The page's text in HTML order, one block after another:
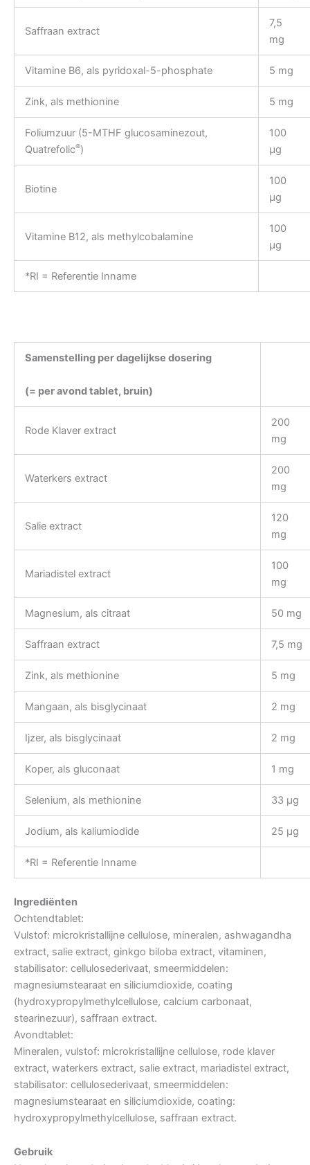
Saffraan extract
7,5
mg
Vitamine B6, als pyridoxal-5-phosphate 5 mg
Zink, als methionine 5 mg
Foliumzuur (5-MTHF glucosaminezout,
Quatrefolic®)
100
µg
Biotine
100
µg
Vitamine B12, als methylcobalamine
100
µg
*RI = Referentie Inname
Samenstelling per dagelijkse dosering
(= per avond tablet, bruin)
Rode Klaver extract
200
mg
Waterkers extract
200
mg
Salie extract
120
mg
Mariadistel extract
100
mg
Magnesium, als citraat 50 mg
Saffraan extract 7,5 mg
Zink, als methionine 5 mg
Mangaan, als bisglycinaat 2 mg
Ijzer, als bisglycinaat 2 mg
Koper, als gluconaat 1 mg
Selenium, als methionine 33 µg
Jodium, als kaliumiodide 25 µg
*RI = Referentie Inname
Ingrediënten
Ochtendtablet:
Vulstof: microkristallijne cellulose, mineralen, ashwagandha
extract, salie extract, ginkgo biloba extract, vitaminen,
stabilisator: cellulosederivaat, smeermiddelen:
magnesiumstearaat en siliciumdioxide, coating
(hydroxypropylmethylcellulose, calcium carbonaat,
stearinezuur), saffraan extract.
Avondtablet:
Mineralen, vulstof: microkristallijne cellulose, rode klaver
extract, waterkers extract, salie extract, mariadistel extract,
stabilisator: cellulosederivaat, smeermiddelen:
magnesiumstearaat en siliciumdioxide, coating:
hydroxypropylmethylcellulose, saffraan extract.
Gebruik